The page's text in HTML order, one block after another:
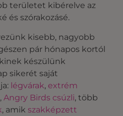
területet kibérelve az
és szórakozásé.
kisebb, nagyobb
pár hónapos kortól
készülünk
sikerét saját
légvárak, extrém
, Angry Birds csúzli, több
, amik szakképzett